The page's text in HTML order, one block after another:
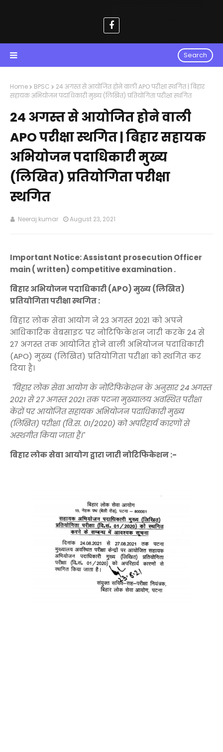
Search
Home BPSC
24 अगस्त से आयोजित होने वाली APO परीक्षा स्थगित | बिहार
सहायक अभियोजन पदाधिकारी मुख्य (लिखित) प्रतियोगिता परीक्षा स्थगित
24 अगस्त से आयोजित होने वाली
APO परीक्षा स्थगित | बिहार सहायक
अभियोजन पदाधिकारी मुख्य
(लिखित) प्रतियोगिता परीक्षा
स्थगित
Neeraj kumar August 23, 2021
Important Notice: Assistant prosecution Officer
main ( written) competitive examination .
बिहार अभियोजन पदाधिकारी (APO) मुख्य (लिखित)
प्रतियोगिता परीक्षा स्थगित :
बिहार लोक सेवा आयोग ने 23 अगस्त 2021 को अपने
आधिकारिक वेबसाइट पर नोटिफिकेशन जारी करके 24 से
27 अगस्त तक आयोजित होने वाली अभियोजन पदाधिकारी
(APO) मुख्य (लिखित) प्रतियोगिता परीक्षा को स्थगित कर
दिया है।
"बिहार लोक सेवा आयोग के नोटिफिकेशन के अनुसार 24 अगस्त
2021 से 27 अगस्त 2021 तक पटना मुख्यालय अवस्थित परीक्षा
केंद्रों पर आयोजित सहायक अभियोजन पदाधिकारी मुख्य
(लिखित) परीक्षा (वि.स. 01/2020) को अपरिहार्य कारणों से
अस्थगीत किया जाता हैं।"
बिहार लोक सेवा आयोग द्वारा जारी नोटिफिकेशन :-